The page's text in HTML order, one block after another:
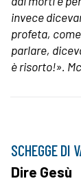
invece
profeta,
parlare,
è risorto!».
SCHEGGE DI
Dire Gesù